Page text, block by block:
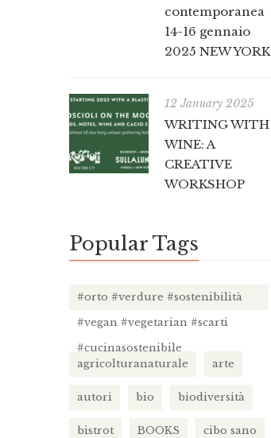
contemporanea
14-16 gennaio
2025 NEW YORK
12 January 2025
WRITING WITH
WINE: A
CREATIVE
WORKSHOP
Popular Tags
#orto #verdure #sostenibilità
#vegan #vegetarian #scarti
#cucinasostenibile
agricolturanaturale
arte
autori bio biodiversità
bistrot BOOKS cibo sano